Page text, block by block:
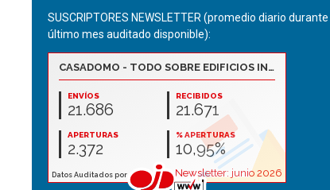
SUSCRIPTORES NEWSLETTER (promedio diario durante
último mes auditado disponible):